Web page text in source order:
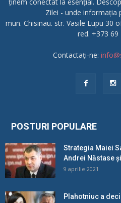
Zilei - unde informația
mun. Chisinau. str. Vasile Lupu 30
red. +373 69
Contactați-ne:
POSTURI POPULARE
Strategia Maiei
Andrei Năstase
9 aprilie 2021
Plahotniuc a